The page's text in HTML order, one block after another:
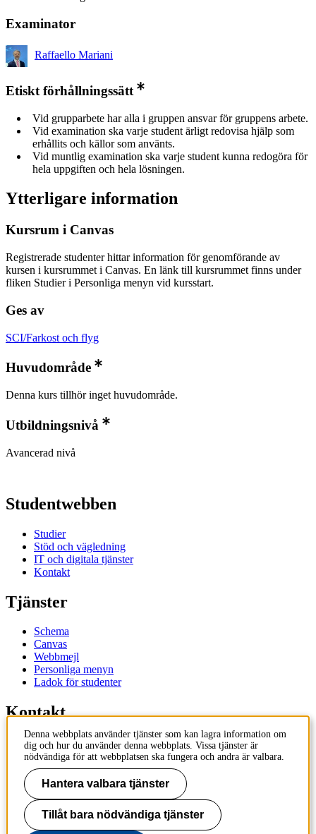
Examinator
Raffaello Mariani
Etiskt förhållningssätt
Vid grupparbete har alla i gruppen ansvar för gruppens arbete.
Vid examination ska varje student ärligt redovisa hjälp som
erhållits och källor som använts.
Vid muntlig examination ska varje student kunna redogöra för
hela uppgiften och hela lösningen.
Ytterligare information
Kursrum i Canvas
Registrerade studenter hittar information för genomförande av
kursen i kursrummet i Canvas. En länk till kursrummet finns under
fliken Studier i Personliga menyn vid kursstart.
Ges av
SCI/Farkost och flyg
Huvudområde
Denna kurs tillhör inget huvudområde.
Utbildningsnivå
Avancerad nivå
Studentwebben
Studier
Stöd och vägledning
IT och digitala tjänster
Kontakt
Tjänster
Schema
Canvas
Webbmejl
Personliga menyn
Ladok för studenter
Kontakt
Kontakta utbildningsprogram
Kontakta kurs
IT-support
KTH Entré
KTH
100 44 Stockholm
Denna webbplats använder tjänster som kan lagra information om
dig och hur du använder denna webbplats. Vissa tjänster är
nödvändiga för att webbplatsen ska fungera och andra är valbara.
Hantera valbara tjänster
Tillåt bara nödvändiga tjänster